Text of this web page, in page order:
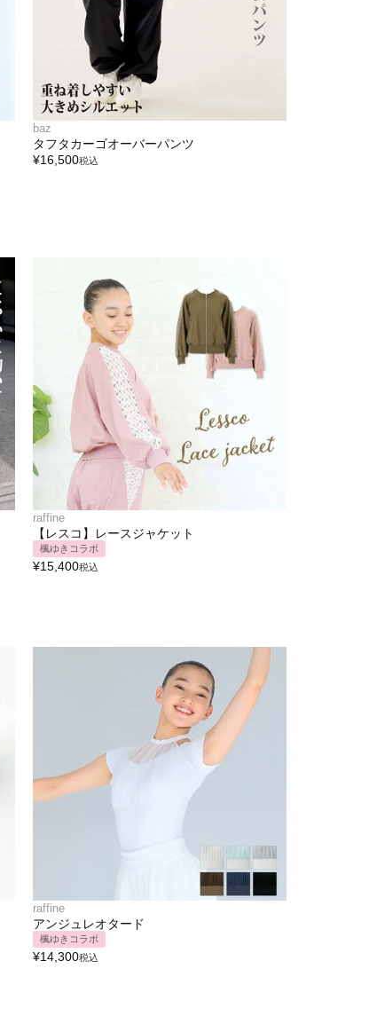
baz
タフタカーゴオーバーパンツ
¥16,500税込
raffine
【レスコ】レースジャケット
楓ゆきコラボ
¥15,400税込
raffine
アンジュレオタード
楓ゆきコラボ
¥14,300税込